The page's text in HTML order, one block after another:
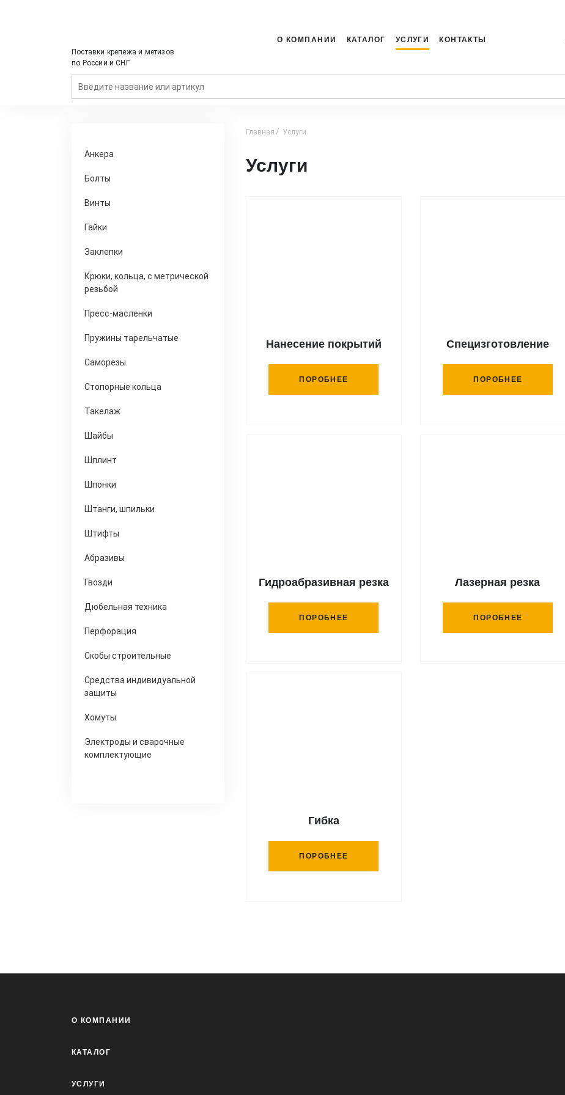
Поставки крепежа и метизов
по России и СНГ
О КОМПАНИИ КАТАЛОГ УСЛУГИ КОНТАКТЫ
Анкера
Болты
Винты
Гайки
Заклепки
Крюки, кольца, с метрической
резьбой
Пресс-масленки
Пружины тарельчатые
Саморезы
Стопорные кольца
Такелаж
Шайбы
Шплинт
Шпонки
Штанги, шпильки
Штифты
Абразивы
Гвозди
Дюбельная техника
Перфорация
Скобы строительные
Средства индивидуальной
защиты
Хомуты
Электроды и сварочные
комплектующие
Главная Услуги
Услуги
Нанесение покрытий
ПОРОБНЕЕ
Специзготовление
ПОРОБНЕЕ
Гидроабразивная резка
ПОРОБНЕЕ
Лазерная резка
ПОРОБНЕЕ
Гибка
ПОРОБНЕЕ
О КОМПАНИИ
КАТАЛОГ
УСЛУГИ